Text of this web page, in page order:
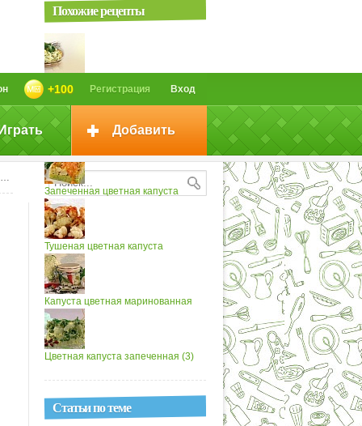
Вход
Регистрация
+100
Добавить
Похожие рецепты
Цветная капуста по-восточному
Запеченная цветная капуста
Тушеная цветная капуста
Капуста цветная маринованная
Цветная капуста запеченная (3)
Статьи по теме